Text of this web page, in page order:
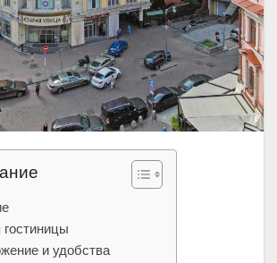
гостиницы
и удобства